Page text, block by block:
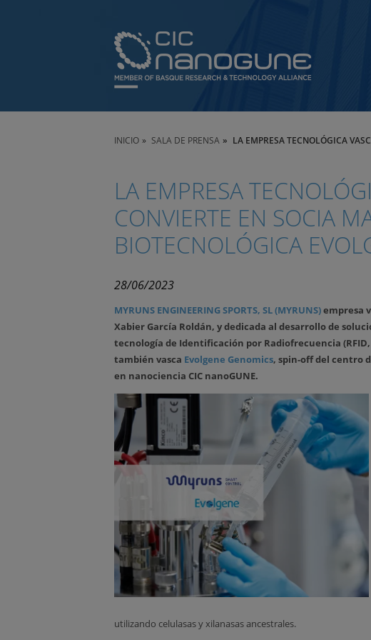
INICIO SALA DE PRENSA LA EMPRESA TECNOLÓGICA
LA EMPRESA
CONVIERTE EN SOCIA
BIOTECNOLÓGICA
28/06/2023
MYRUNS ENGINEERING SPORTS, SL (MYRUNS)empresa
Xabier García Roldán, y dedicada al desarrollo de
tecnología de Identificación por Radiofrecuencia
también vasca Evolgene Genomics, spin-off del centro
en nanociencia CIC nanoGUNE.
utilizando celulasas y xilanasas ancestrales.